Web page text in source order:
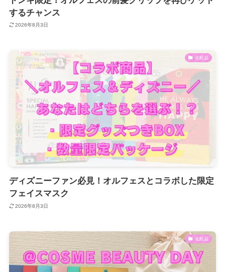
するチャンス
2026年8月3日
化粧品
ディズニーファン必見！オルフェスとコラボした限定
フェイスマスク
2026年8月3日
化粧品